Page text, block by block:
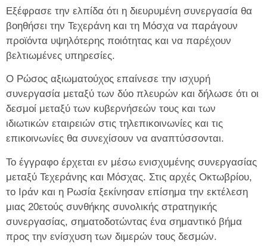
Εξέφρασε την ελπίδα ότι η διευρυμένη συνεργασία θα
βοηθήσει την Τεχεράνη και τη Μόσχα να παράγουν
προϊόντα υψηλότερης ποιότητας και να παρέχουν
βελτιωμένες υπηρεσίες.
Ο Ρώσος αξιωματούχος επαίνεσε την ισχυρή
συνεργασία μεταξύ των δύο πλευρών και δήλωσε ότι οι
δεσμοί μεταξύ των κυβερνήσεών τους και των
ιδιωτικών εταιρειών στις τηλεπικοινωνίες και τις
επικοινωνίες θα συνεχίσουν να αναπτύσσονται.
Το έγγραφο έρχεται εν μέσω ενισχυμένης συνεργασίας
μεταξύ Τεχεράνης και Μόσχας. Στις αρχές Οκτωβρίου,
το Ιράν και η Ρωσία ξεκίνησαν επίσημα την εκτέλεση
μιας 20ετούς συνθήκης συνολικής στρατηγικής
συνεργασίας, σηματοδοτώντας ένα σημαντικό βήμα
προς την ενίσχυση των διμερών τους δεσμών.